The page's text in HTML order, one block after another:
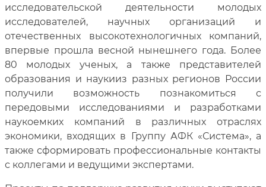
исследовательской деятельности молодых
исследователей, научных организаций и
отечественных высокотехнологичных компаний,
впервые прошла весной нынешнего года. Более
80 молодых ученых, а также представителей
образования и наукииз разных регионов России
получили возможность познакомиться с
передовыми исследованиями и разработками
наукоемких компаний в различных отраслях
экономики, входящих в Группу АФК «Система», а
также сформировать профессиональные контакты
с коллегами и ведущими экспертами.